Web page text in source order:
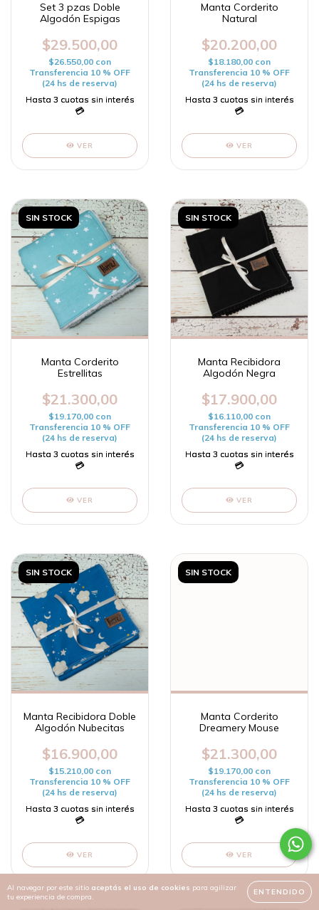
Al navegar por este sitio aceptás el uso de cookies para agilizar
tu experiencia de compra.
ENTENDIDO
Set 3 pzas Doble
Algodón Espigas
$29.500,00
$26.550,00 con
Transferencia 10 % OFF
(24 hs de reserva)
VER
Manta Corderito
Natural
$20.200,00
$18.180,00 con
Transferencia 10 % OFF
(24 hs de reserva)
VER
SIN STOCK
Manta Corderito
Estrellitas
$21.300,00
$19.170,00 con
Transferencia 10 % OFF
(24 hs de reserva)
VER
SIN STOCK
Manta Recibidora
Algodón Negra
$17.900,00
$16.110,00 con
Transferencia 10 % OFF
(24 hs de reserva)
VER
SIN STOCK
Manta Recibidora Doble
Algodón Nubecitas
$16.900,00
$15.210,00 con
Transferencia 10 % OFF
(24 hs de reserva)
VER
SIN STOCK
Manta Corderito
Dreamery Mouse
$21.300,00
$19.170,00 con
Transferencia 10 % OFF
(24 hs de reserva)
VER